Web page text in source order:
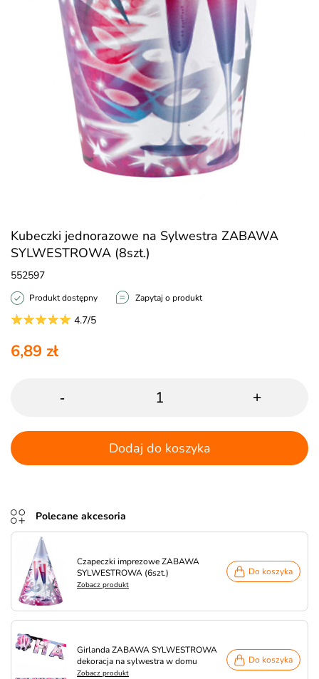
Kubeczki jednorazowe na Sylwestra ZABAWA
SYLWESTROWA (8szt.)
552597
Produkt dostępny Zapytaj o produkt
4.7/5
6,89 zł
- +
Dodaj do koszyka
Polecane akcesoria
Czapeczki imprezowe ZABAWA
SYLWESTROWA (6szt.)
Zobacz produkt
Do koszyka
Girlanda ZABAWA SYLWESTROWA
dekoracja na sylwestra w domu
Zobacz produkt
Do koszyka